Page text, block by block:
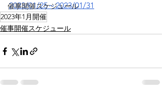
催事開催スケジュール
2023/01/25～2023/01/31
2023年1月開催
催事開催スケジュール